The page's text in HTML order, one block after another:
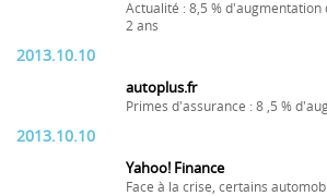
Actualité : 8,5 % d'augmentation
2 ans
2013.10.10
autoplus.fr
Primes d'assurance : 8 ,5 %
2013.10.10
Yahoo! Finance
Face à la crise, certains